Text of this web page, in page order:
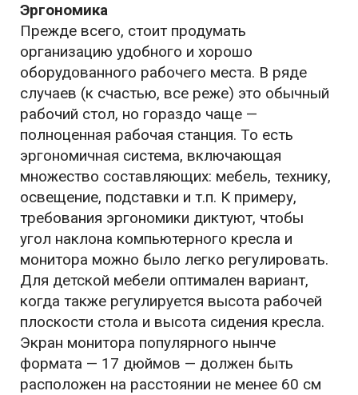
Эргономика
Прежде всего, стоит продумать
организацию удобного и хорошо
оборудованного рабочего места. В ряде
случаев (к счастью, все реже) это обычный
рабочий стол, но гораздо чаще —
полноценная рабочая станция. То есть
эргономичная система, включающая
множество составляющих: мебель, технику,
освещение, подставки и т.п. К примеру,
требования эргономики диктуют, чтобы
угол наклона компьютерного кресла и
монитора можно было легко регулировать.
Для детской мебели оптимален вариант,
когда также регулируется высота рабочей
плоскости стола и высота сидения кресла.
Экран монитора популярного нынче
формата — 17 дюймов — должен быть
расположен на расстоянии не менее 60 см